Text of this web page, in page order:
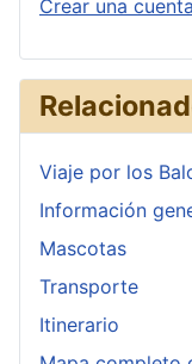
Crear una cuenta
Viaje por los
Información
Mascotas
Transporte
Itinerario